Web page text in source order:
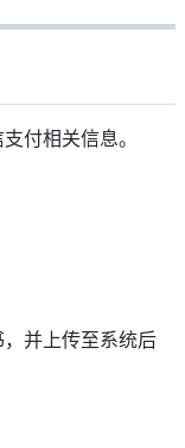
付相关信息。
并上传至系统后